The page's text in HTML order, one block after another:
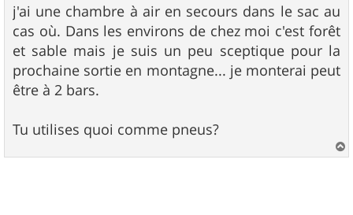
s
s
a
g
e
j'ai une chambre à air en secours dans le sac au
cas où. Dans les environs de chez moi c'est forêt
et sable mais je suis un peu sceptique pour la
prochaine sortie en montagne... je monterai peut
être à 2 bars.
Tu utilises quoi comme pneus?
a